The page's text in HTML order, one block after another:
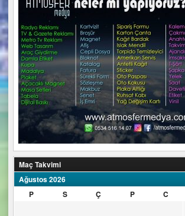
Maç Takvimi
Ağustos 2026
P
S Ç P C